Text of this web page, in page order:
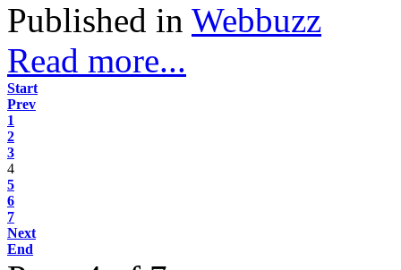
Published in Webbuzz
Read more...
Start
Prev
1
2
3
4
5
6
7
Next
End